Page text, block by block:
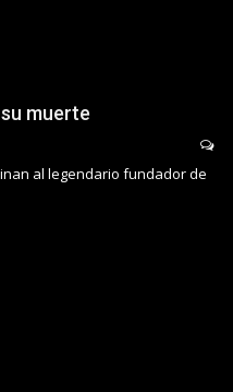
muerte
al legendario fundador de